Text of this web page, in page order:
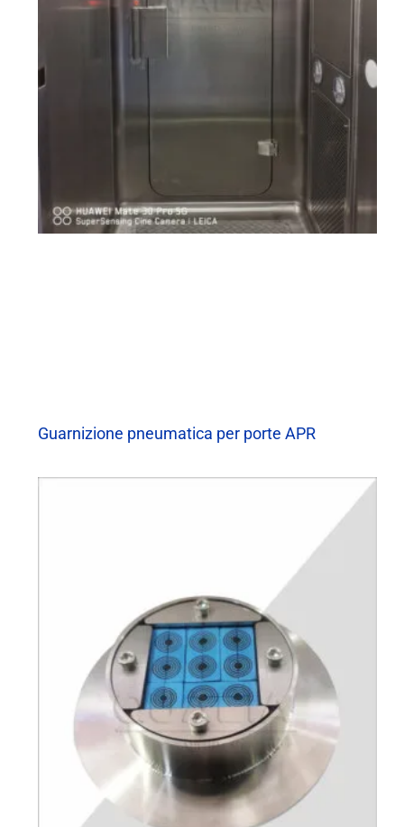
Guarnizione pneumatica per porte APR